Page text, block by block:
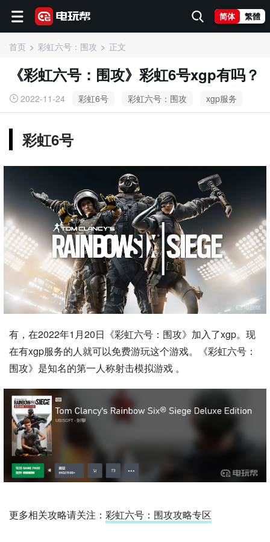
简体 繁體
首页 彩虹六号：围攻 正文
《彩虹六号：围攻》彩虹6号xgp有吗？
2022-11-24 彩虹6号 彩虹六号：围攻 xgp服务
彩虹6号
有，在2022年1月20日《彩虹六号：围攻》加入了xgp。现
在有xgp服务的人就可以免费游玩这个游戏。《彩虹六号：
围攻》是知名的第一人称射击模拟游戏 。
更多相关攻略请关注： 彩虹六号：围攻攻略专区